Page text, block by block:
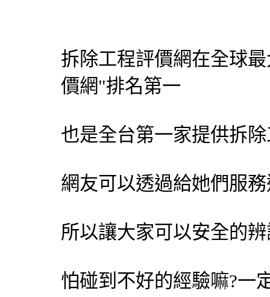
拆除工程評價網在全球
價網"排名第一
也是全台第一家提供拆
網友可以透過給她們服
所以讓大家可以安全的
怕碰到不好的經驗嘛?一